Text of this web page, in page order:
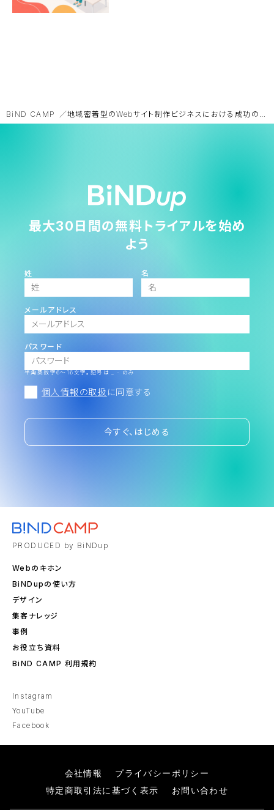
BiND CAMP
最大30日間の無料トライアルを始め
よう
姓 名
メールアドレス
パスワード
半角英数字6～16文字。記号は _ - のみ
個人情報の取扱 に同意する
今すぐ、はじめる
PRODUCED by BiNDup
Webのキホン
BiNDupの使い方
デザイン
集客ナレッジ
事例
お役立ち資料
BiND CAMP 利用規約
Instagram
YouTube
Facebook
会社情報
プライバシーポリシー
特定商取引法に基づく表示
お問い合わせ